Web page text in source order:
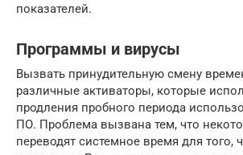
показателей.
Программы и вирусы
Вызвать принудительную смену
различные активаторы, которые
продления пробного периода
ПО. Проблема вызвана тем, что
переводят системное время для того,